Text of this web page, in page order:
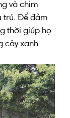
và chim
trú. Để đảm
thời giúp họ
cây xanh